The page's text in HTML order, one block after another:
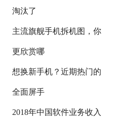
淘汰了
主流旗舰手机拆机图，你
更欣赏哪
想换新手机？近期热门的
全面屏手
2018年中国软件业务收入